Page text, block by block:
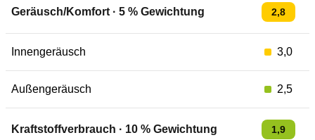
Geräusch/Komfort · 5 % Gewichtung 2,8
Innengeräusch 3,0
Außengeräusch 2,5
Kraftstoffverbrauch · 10 % Gewichtung 1,9